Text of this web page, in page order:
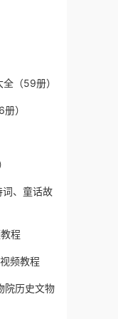
（59册）
）
、童话故
程
频教程
院历史文物